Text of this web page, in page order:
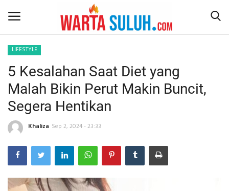
Home
NEWS
JAZIRAH RIAU
POLITIK
LIFESTYLE
5 Kesalahan Saat Diet yang
Malah Bikin Perut Makin Buncit,
Segera Hentikan
Khaliza Sep 2, 2024 - 23:33